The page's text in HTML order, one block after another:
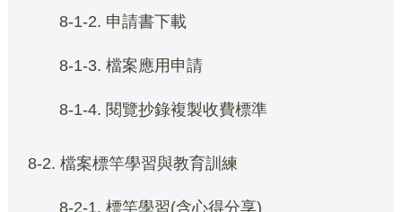
8-1-2. 申請書下載
8-1-3. 檔案應用申請
8-1-4. 閱覽抄錄複製收費標準
8-2. 檔案標竿學習與教育訓練
8-2-1. 標竿學習(含心得分享)